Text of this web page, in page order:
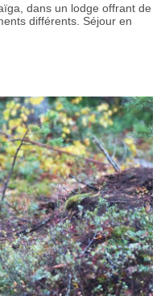
dans un lodge offrant de
différents. Séjour en